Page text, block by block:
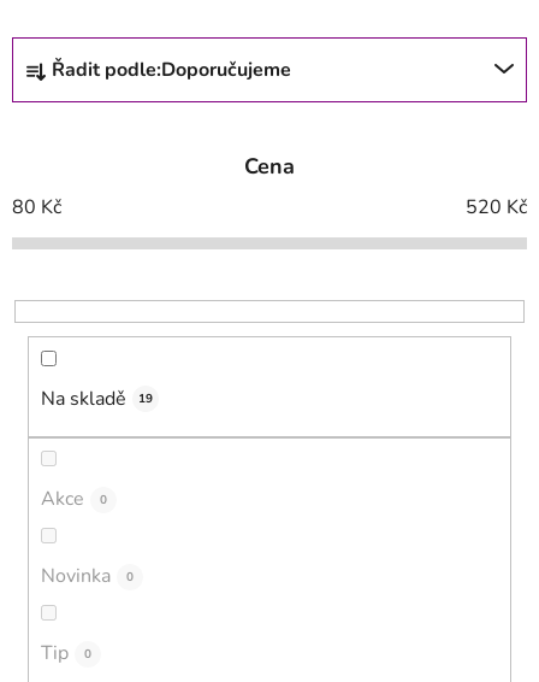
Ř
z
í
p
o
d
Řadit podle:Doporučujeme
Cena
80 Kč 520 Kč
Na skladě 19
Akce 0
Novinka 0
Tip 0